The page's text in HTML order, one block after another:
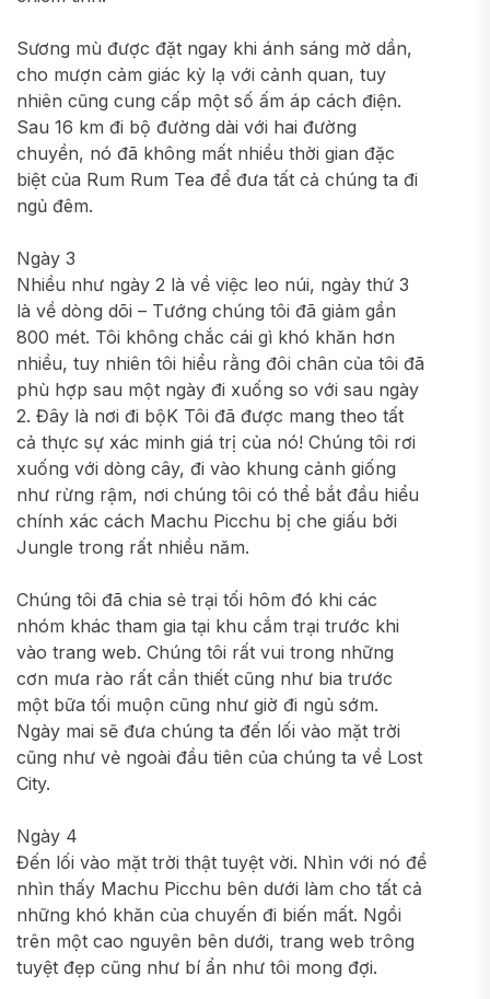
Sương mù được đặt ngay khi ánh sáng mờ dần,
cho mượn cảm giác kỳ lạ với cảnh quan, tuy
nhiên cũng cung cấp một số ấm áp cách điện.
Sau 16 km đi bộ đường dài với hai đường
chuyền, nó đã không mất nhiều thời gian đặc
biệt của Rum Rum Tea để đưa tất cả chúng ta đi
ngủ đêm.
Ngày 3
Nhiều như ngày 2 là về việc leo núi, ngày thứ 3
là về dòng dõi – Tướng chúng tôi đã giảm gần
800 mét. Tôi không chắc cái gì khó khăn hơn
nhiều, tuy nhiên tôi hiểu rằng đôi chân của tôi đã
phù hợp sau một ngày đi xuống so với sau ngày
2. Đây là nơi đi bộK Tôi đã được mang theo tất
cả thực sự xác minh giá trị của nó! Chúng tôi rơi
xuống với dòng cây, đi vào khung cảnh giống
như rừng rậm, nơi chúng tôi có thể bắt đầu hiểu
chính xác cách Machu Picchu bị che giấu bởi
Jungle trong rất nhiều năm.
Chúng tôi đã chia sẻ trại tối hôm đó khi các
nhóm khác tham gia tại khu cắm trại trước khi
vào trang web. Chúng tôi rất vui trong những
cơn mưa rào rất cần thiết cũng như bia trước
một bữa tối muộn cũng như giờ đi ngủ sớm.
Ngày mai sẽ đưa chúng ta đến lối vào mặt trời
cũng như vẻ ngoài đầu tiên của chúng ta về Lost
City.
Ngày 4
Đến lối vào mặt trời thật tuyệt vời. Nhìn với nó để
nhìn thấy Machu Picchu bên dưới làm cho tất cả
những khó khăn của chuyến đi biến mất. Ngồi
trên một cao nguyên bên dưới, trang web trông
tuyệt đẹp cũng như bí ẩn như tôi mong đợi.